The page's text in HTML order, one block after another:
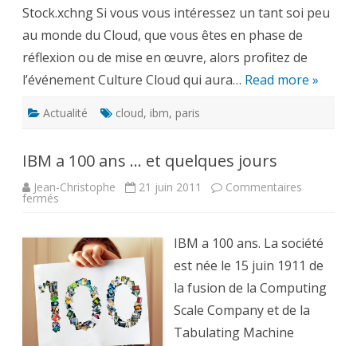
voulu
savoir
Stock.xchng Si vous vous intéressez un tant soi peu
au monde du Cloud, que vous êtes en phase de
réflexion ou de mise en œuvre, alors profitez de
l’événement Culture Cloud qui aura… Read more »
Actualité cloud, ibm, paris
IBM a 100 ans … et quelques jours
Jean-Christophe 21 juin 2011 Commentaires
fermés
ans
et
quelques
jours
IBM a 100 ans. La société
est née le 15 juin 1911 de
la fusion de la Computing
Scale Company et de la
Tabulating Machine